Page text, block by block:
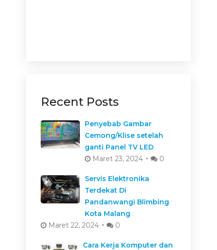
Recent Posts
Penyebab Gambar
Cemong/Klise setelah
ganti Panel TV LED
Maret 23, 2024
0
Servis Elektronika
Terdekat Di
Pandanwangi Blimbing
Kota Malang
Maret 22, 2024
0
Cara Kerja Komputer dan